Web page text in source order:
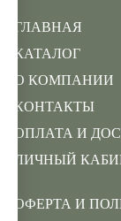
ГЛАВНАЯ
КАТАЛОГ
О КОМПАНИИ
КОНТАКТЫ
ОПЛАТА И
ЛИЧНЫЙ
ОФЕРТА И